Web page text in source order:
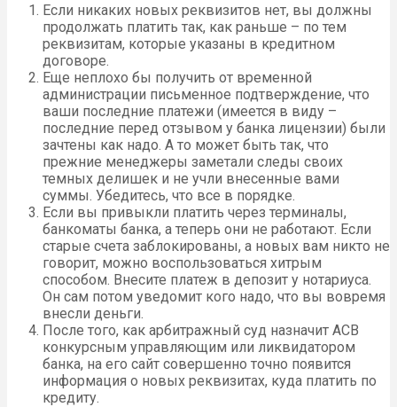
Если никаких новых реквизитов нет, вы должны
продолжать платить так, как раньше – по тем
реквизитам, которые указаны в кредитном
договоре.
Еще неплохо бы получить от временной
администрации письменное подтверждение, что
ваши последние платежи (имеется в виду –
последние перед отзывом у банка лицензии) были
зачтены как надо. А то может быть так, что
прежние менеджеры заметали следы своих
темных делишек и не учли внесенные вами
суммы. Убедитесь, что все в порядке.
Если вы привыкли платить через терминалы,
банкоматы банка, а теперь они не работают. Если
старые счета заблокированы, а новых вам никто не
говорит, можно воспользоваться хитрым
способом. Внесите платеж в депозит у нотариуса.
Он сам потом уведомит кого надо, что вы вовремя
внесли деньги.
После того, как арбитражный суд назначит АСВ
конкурсным управляющим или ликвидатором
банка, на его сайт совершенно точно появится
информация о новых реквизитах, куда платить по
кредиту.